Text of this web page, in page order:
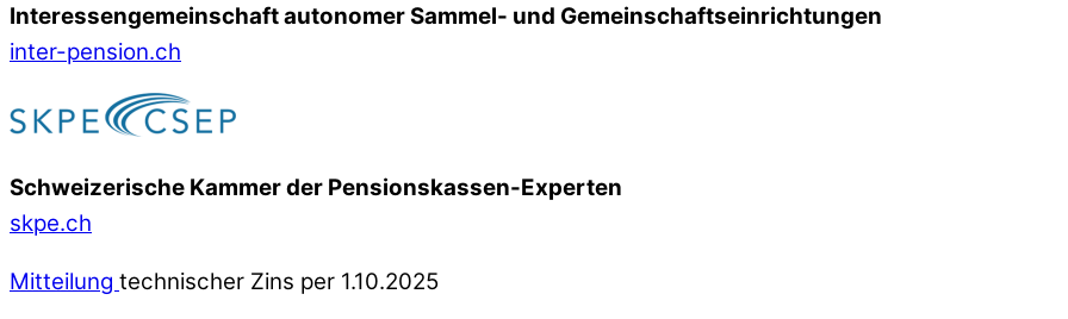
Interessengemeinschaft autonomer Sammel- und Gemeinschafts­einrichtungen
inter-pension.ch
Schweizerische Kammer der Pensionskassen-Experten
skpe.ch
Mitteilung technischer Zins per 1.10.2025